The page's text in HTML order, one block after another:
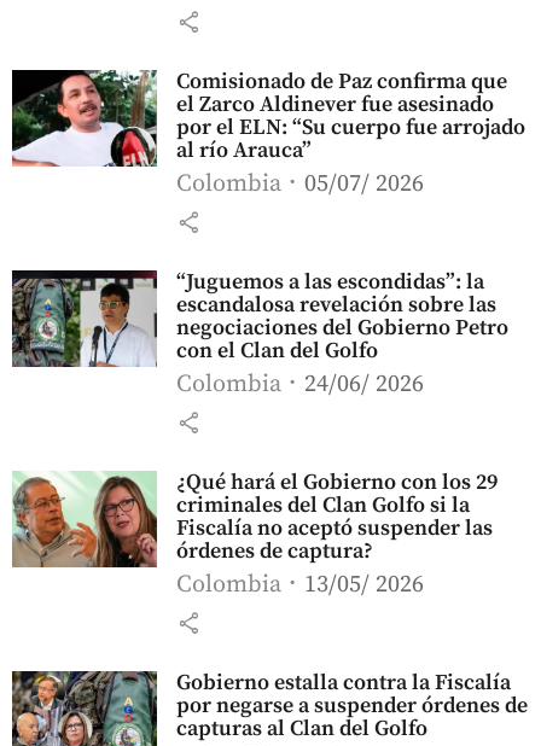
share
Comisionado de Paz confirma que
el Zarco Aldinever fue asesinado
por el ELN: “Su cuerpo fue arrojado
al río Arauca”
Colombia 05/07/ 2026
share
“Juguemos a las escondidas”: la
escandalosa revelación sobre las
negociaciones del Gobierno Petro
con el Clan del Golfo
Colombia 24/06/ 2026
share
¿Qué hará el Gobierno con los 29
criminales del Clan Golfo si la
Fiscalía no aceptó suspender las
órdenes de captura?
Colombia 13/05/ 2026
share
Gobierno estalla contra la Fiscalía
por negarse a suspender órdenes de
capturas al Clan del Golfo